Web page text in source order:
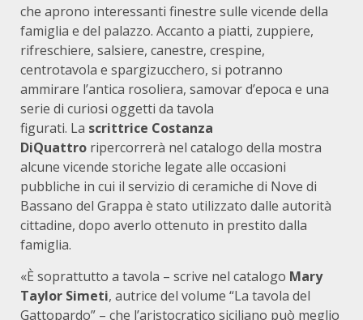
che aprono interessanti finestre sulle vicende della
famiglia e del palazzo. Accanto a piatti, zuppiere,
rifreschiere, salsiere, canestre, crespine,
centrotavola e spargizucchero, si potranno
ammirare l’antica rosoliera, samovar d’epoca e una
serie di curiosi oggetti da tavola
figurati. La scrittrice Costanza
DiQuattro ripercorrerà nel catalogo della mostra
alcune vicende storiche legate alle occasioni
pubbliche in cui il servizio di ceramiche di Nove di
Bassano del Grappa è stato utilizzato dalle autorità
cittadine, dopo averlo ottenuto in prestito dalla
famiglia.
«È soprattutto a tavola – scrive nel catalogo Mary
Taylor Simeti, autrice del volume “La tavola del
Gattopardo” – che l’aristocratico siciliano può meglio